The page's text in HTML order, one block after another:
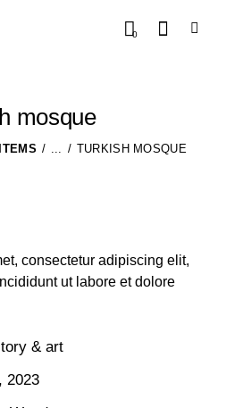
0
mosque
... TURKISH MOSQUE
consectetur adipiscing elit,
ut labore et dolore
& art
2023